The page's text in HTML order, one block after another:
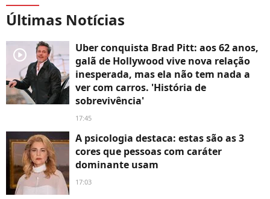
Últimas Notícias
player2
Uber conquista Brad Pitt: aos 62 anos,
galã de Hollywood vive nova relação
inesperada, mas ela não tem nada a
ver com carros. 'História de
sobrevivência'
17:45
A psicologia destaca: estas são as 3
cores que pessoas com caráter
dominante usam
17:03